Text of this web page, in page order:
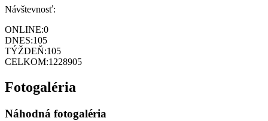
Návštevnosť:
ONLINE:0
DNES:105
TÝŽDEŇ:105
CELKOM:1228905
Fotogaléria
Náhodná fotogaléria